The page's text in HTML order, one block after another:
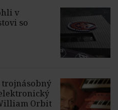
v
so
trojnásobný
Orbit